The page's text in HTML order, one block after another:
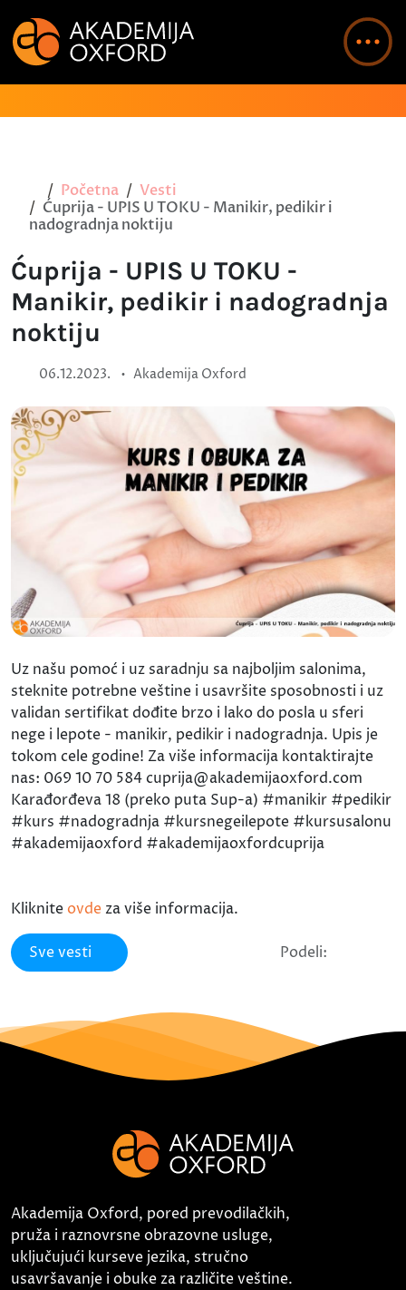
Početna
Vesti
Ćuprija - UPIS U TOKU - Manikir, pedikir i
nadogradnja noktiju
Ćuprija - UPIS U TOKU -
Manikir, pedikir i nadogradnja
noktiju
06.12.2023. • Akademija Oxford
Uz našu pomoć i uz saradnju sa najboljim salonima,
steknite potrebne veštine i usavršite sposobnosti i uz
validan sertifikat dođite brzo i lako do posla u sferi
nege i lepote - manikir, pedikir i nadogradnja. Upis je
tokom cele godine! Za više informacija kontaktirajte
nas: 069 10 70 584 cuprija@akademijaoxford.com
Karađorđeva 18 (preko puta Sup-a) #manikir #pedikir
#kurs #nadogradnja #kursnegeilepote #kursusalonu
#akademijaoxford #akademijaoxfordcuprija
Kliknite ovde za više informacija.
Sve vesti Podeli:
Akademija Oxford, pored prevodilačkih,
pruža i raznovrsne obrazovne usluge,
uključujući kurseve jezika, stručno
usavršavanje i obuke za različite veštine.